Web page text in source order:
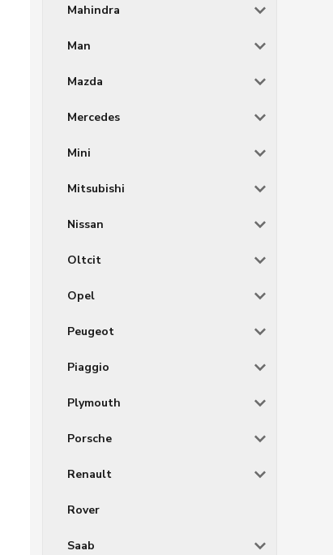
Mahindra
Man
Mazda
Mercedes
Mini
Mitsubishi
Nissan
Oltcit
Opel
Peugeot
Piaggio
Plymouth
Porsche
Renault
Rover
Saab